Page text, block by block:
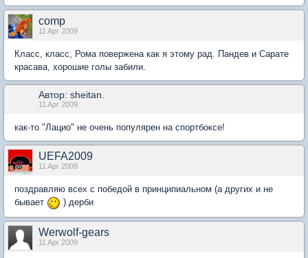
comp
11 Apr 2009
Класс, класс, Рома повержена как я этому рад. Пандев и Сарате
красава, хорошие голы забили.
Автор: sheitan.
11 Apr 2009
как-то "Лацио" не очень популярен на спортбоксе!
UEFA2009
11 Apr 2009
поздравляю всех с победой в принципиальном (а других и не
бывает
) дерби
Werwolf-gears
11 Apr 2009